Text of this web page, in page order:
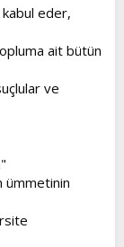
kabul eder,
ait bütün
ve
ümmetinin